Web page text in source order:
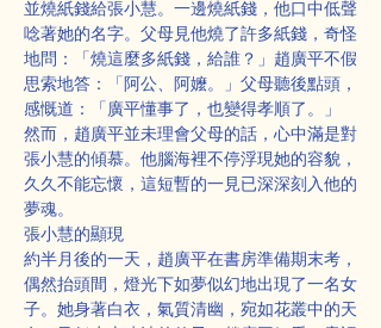
並燒紙錢給張小慧。一邊燒紙錢，他口中低聲
唸著她的名字。父母見他燒了許多紙錢，奇怪
地問：「燒這麼多紙錢，給誰？」趙廣平不假
思索地答：「阿公、阿嬤。」父母聽後點頭，
感慨道：「廣平懂事了，也變得孝順了。」
然而，趙廣平並未理會父母的話，心中滿是對
張小慧的傾慕。他腦海裡不停浮現她的容貌，
久久不能忘懷，這短暫的一見已深深刻入他的
夢魂。
張小慧的顯現
約半月後的一天，趙廣平在書房準備期末考，
偶然抬頭間，燈光下如夢似幻地出現了一名女
子。她身著白衣，氣質清幽，宛如花叢中的天